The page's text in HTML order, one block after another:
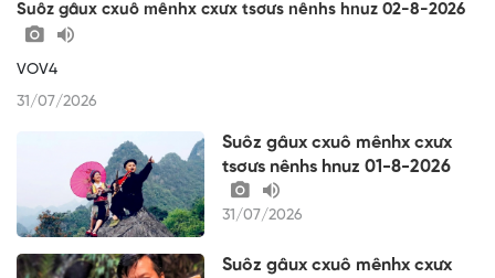
Suôz gâux cxuô mênhx cxưx tsơưs nênhs hnuz 02-8-2026
VOV4
31/07/2026
Suôz gâux cxuô mênhx cxưx
tsơưs nênhs hnuz 01-8-2026
31/07/2026
Suôz gâux cxuô mênhx cxưx